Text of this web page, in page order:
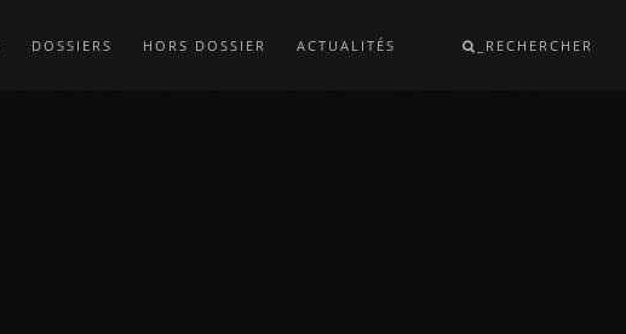
DOSSIERS HORS DOSSIER ACTUALITÉS _RECHERCHER